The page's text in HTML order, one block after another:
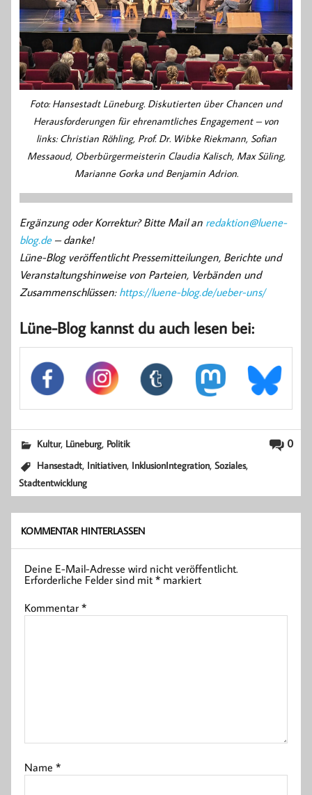
Foto: Hansestadt Lüneburg. Diskutierten über Chancen und
Herausforderungen für ehrenamtliches Engagement – von
links: Christian Röhling, Prof. Dr. Wibke Riekmann, Sofian
Messaoud, Oberbürgermeisterin Claudia Kalisch, Max Süling,
Marianne Gorka und Benjamin Adrion.
Ergänzung oder Korrektur? Bitte Mail an redaktion@luene-
blog.de– danke!
Lüne-Blog veröffentlicht Pressemitteilungen, Berichte und
Veranstaltungshinweise von Parteien, Verbänden und
Zusammenschlüssen: https://luene-blog.de/ueber-uns/
Lüne-Blog kannst du auch lesen bei:
0
Kultur, Lüneburg, Politik
Hansestadt, Initiativen, InklusionIntegration,Soziales,
Stadtentwicklung
KOMMENTAR HINTERLASSEN
Deine E-Mail-Adresse wird nicht veröffentlicht.
Erforderliche Felder sind mit* markiert
Kommentar*
Name*